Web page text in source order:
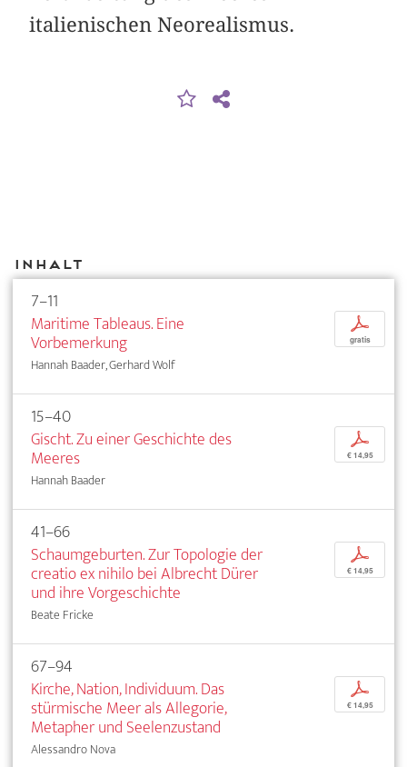
italienischen Neorealismus.
Inhalt
7–11
Maritime Tableaus. Eine
Vorbemerkung
Hannah Baader, Gerhard Wolf
p
gratis
15–40
Gischt. Zu einer Geschichte des
Meeres
Hannah Baader
p
€ 14,95
41–66
Schaumgeburten. Zur Topologie der
creatio ex nihilo bei Albrecht Dürer
und ihre Vorgeschichte
Beate Fricke
p
€ 14,95
67–94
Kirche, Nation, Individuum. Das
stürmische Meer als Allegorie,
Metapher und Seelenzustand
Alessandro Nova
p
€ 14,95